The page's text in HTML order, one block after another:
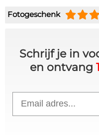
Fotogeschenk
Schrijf je in
en ontvang